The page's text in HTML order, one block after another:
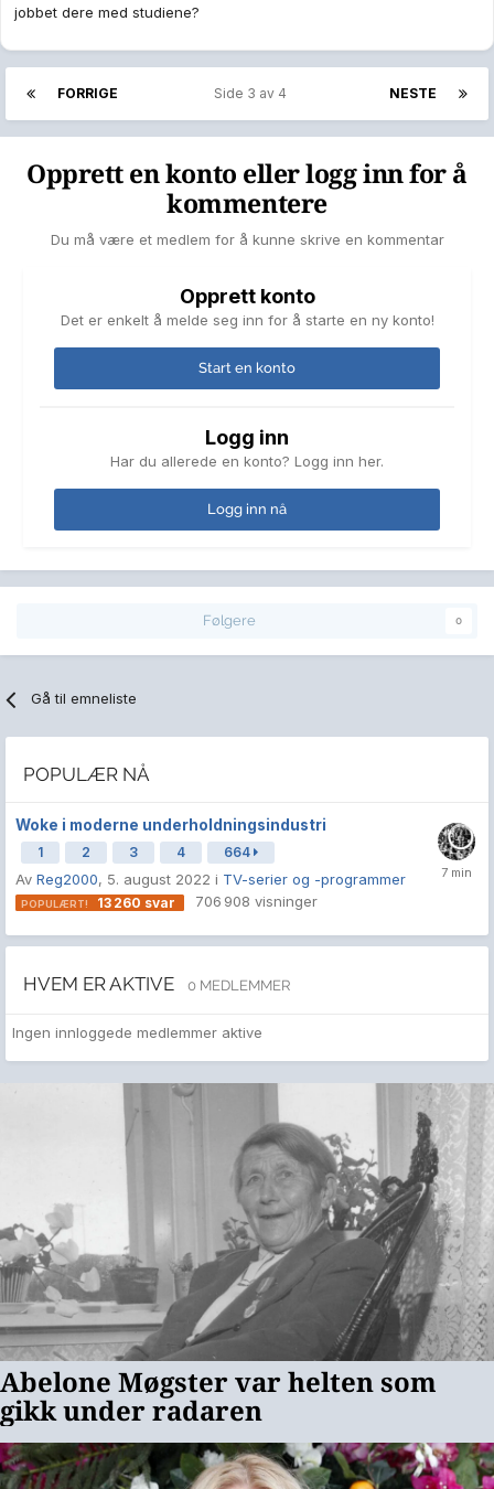
jobbet dere med studiene?
FORRIGE NESTE
Side 3 av 4
Opprett en konto eller logg inn for å
kommentere
Du må være et medlem for å kunne skrive en kommentar
Opprett konto
Det er enkelt å melde seg inn for å starte en ny konto!
Start en konto
Logg inn
Har du allerede en konto? Logg inn her.
Logg inn nå
Følgere 0
Gå til emneliste
POPULÆR NÅ
Woke i moderne underholdningsindustri
1 2 3 4 664
Av Reg2000, 5. august 2022 i TV-serier og -programmer
13 260 svar 706 908 visninger
HVEM ER AKTIVE 0 MEDLEMMER
Ingen innloggede medlemmer aktive